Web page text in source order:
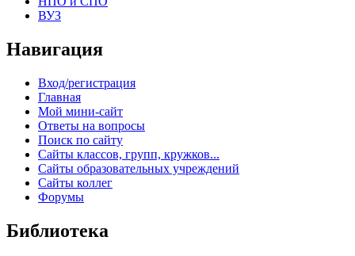
ВУЗ
Навигация
Вход/регистрация
Главная
Мой мини-сайт
Ответы на вопросы
Поиск по сайту
Сайты классов, групп, кружков...
Сайты образовательных учреждений
Сайты коллег
Форумы
Библиотека